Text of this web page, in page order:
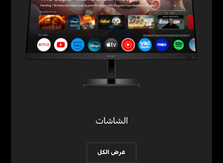
الشاشات
عرض الكل